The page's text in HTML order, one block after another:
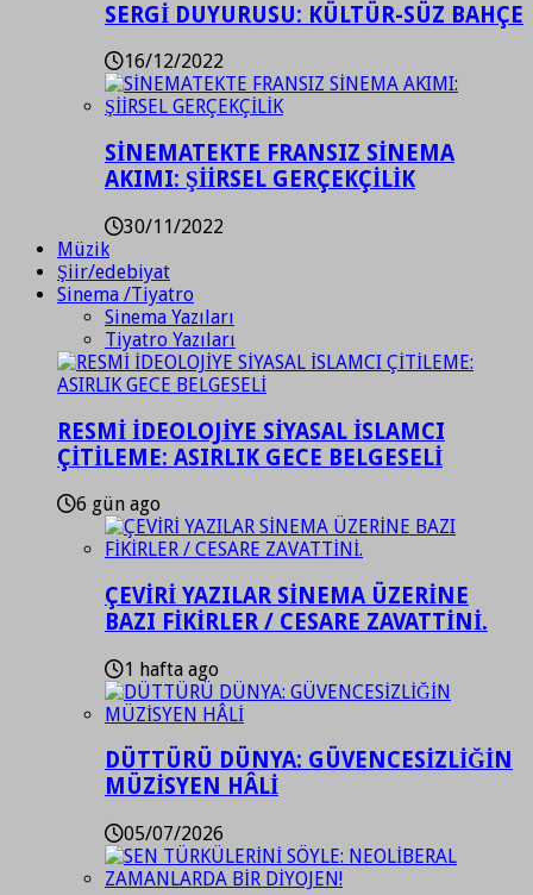
SERGİ DUYURUSU: KÜLTÜR-SÜZ BAHÇE
16/12/2022
SİNEMATEKTE FRANSIZ SİNEMA
AKIMI: ŞİİRSEL GERÇEKÇİLİK
30/11/2022
Müzik
Şiir/edebiyat
Sinema /Tiyatro
Sinema Yazıları
Tiyatro Yazıları
RESMİ İDEOLOJİYE SİYASAL İSLAMCI
ÇİTİLEME: ASIRLIK GECE BELGESELİ
6 gün ago
ÇEVİRİ YAZILAR SİNEMA ÜZERİNE
BAZI FİKİRLER / CESARE ZAVATTİNİ.
1 hafta ago
DÜTTÜRÜ DÜNYA: GÜVENCESİZLİĞİN
MÜZİSYEN HÂLİ
05/07/2026